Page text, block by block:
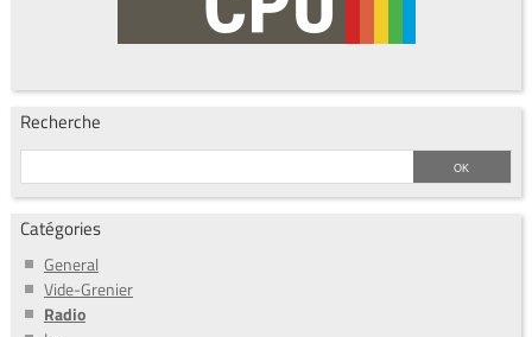
Recherche
Catégories
General
Vide-Grenier
Radio